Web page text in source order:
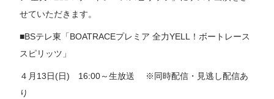
せていただきます。
■BSテレ東「BOATRACEプレミア 全力YELL！ボートレース
スピリッツ」
４月13日(日) 16:00～生放送 ※同時配信・見逃し配信あ
り